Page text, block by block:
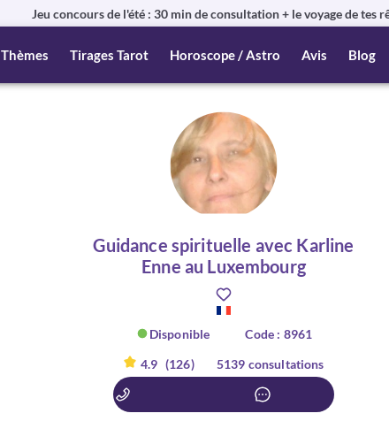
Jeu concours de l'été : 30 min de consultation + le voyage de tes
Thèmes Tirages Tarot Horoscope / Astro Avis Blog
Guidance spirituelle avec Karline
Enne au Luxembourg
Disponible Code : 8961
4.9 (126) 5139 consultations